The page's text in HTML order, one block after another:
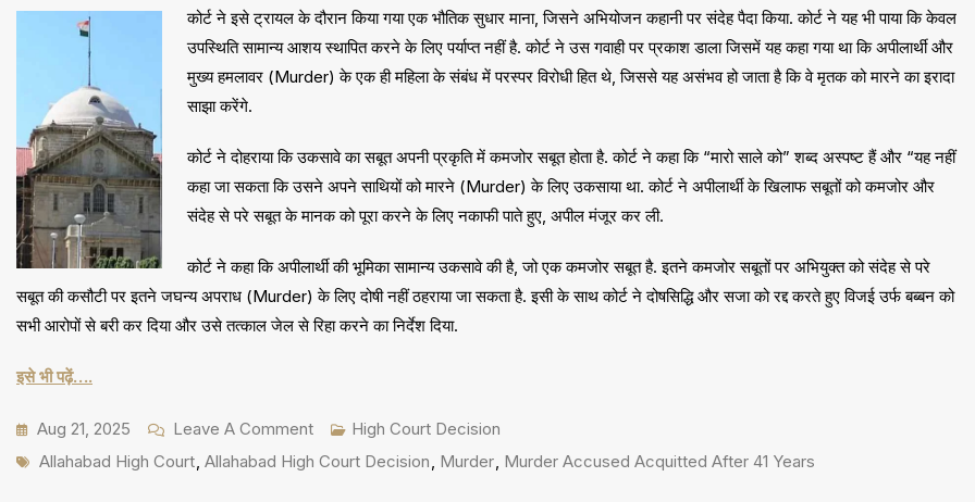
कोर्ट ने इसे ट्रायल के दौरान किया गया एक भौतिक सुधार माना, जिसने अभियोजन कहानी पर संदेह पैदा किया. कोर्ट ने यह भी पाया कि केवल
उपस्थिति सामान्य आशय स्थापित करने के लिए पर्याप्त नहीं है. कोर्ट ने उस गवाही पर प्रकाश डाला जिसमें यह कहा गया था कि अपीलार्थी और
मुख्य हमलावर (Murder) के एक ही महिला के संबंध में परस्पर विरोधी हित थे, जिससे यह असंभव हो जाता है कि वे मृतक को मारने का इरादा
साझा करेंगे.
कोर्ट ने दोहराया कि उकसावे का सबूत अपनी प्रकृति में कमजोर सबूत होता है. कोर्ट ने कहा कि “मारो साले को” शब्द अस्पष्ट हैं और “यह नहीं
कहा जा सकता कि उसने अपने साथियों को मारने (Murder) के लिए उकसाया था. कोर्ट ने अपीलार्थी के खिलाफ सबूतों को कमजोर और
संदेह से परे सबूत के मानक को पूरा करने के लिए नकाफी पाते हुए, अपील मंजूर कर ली.
कोर्ट ने कहा कि अपीलार्थी की भूमिका सामान्य उकसावे की है, जो एक कमजोर सबूत है. इतने कमजोर सबूतों पर अभियुक्त को संदेह से परे
सबूत की कसौटी पर इतने जघन्य अपराध (Murder) के लिए दोषी नहीं ठहराया जा सकता है. इसी के साथ कोर्ट ने दोषसिद्धि और सजा को रद्द करते हुए विजई उर्फ बब्बन को
सभी आरोपों से बरी कर दिया और उसे तत्काल जेल से रिहा करने का निर्देश दिया.
इसे भी पढ़ें….
Aug 21, 2025 Leave A CommentOn
41
High Court Decision
Tags
Allahabad High Court Allahabad High Court Decision Murder Murder Accused Acquitted After 41 Years